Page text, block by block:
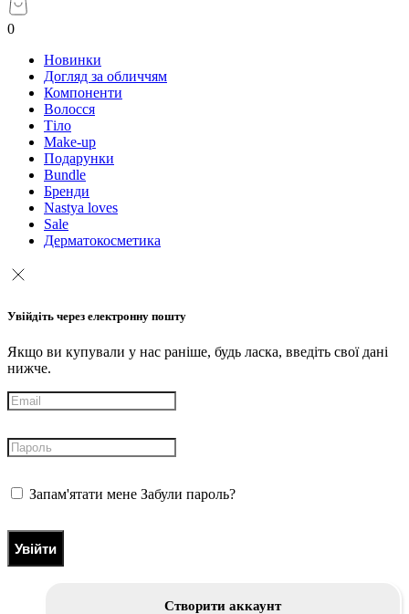
0
Новинки
Догляд за обличчям
Компоненти
Волосся
Тіло
Make-up
Подарунки
Bundle
Бренди
Nastya loves
Sale
Дерматокосметика
Увійдіть через електронну пошту
Якщо ви купували у нас раніше, будь ласка, введіть свої дані
нижче.
Запам'ятати мене Забули пароль?
Увійти
Створити аккаунт